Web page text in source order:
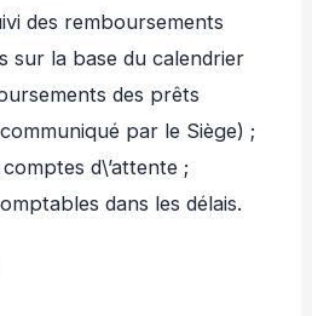
des remboursements
sur la base du calendrier
des prêts
par le Siège) ;
d\’attente ;
dans les délais.